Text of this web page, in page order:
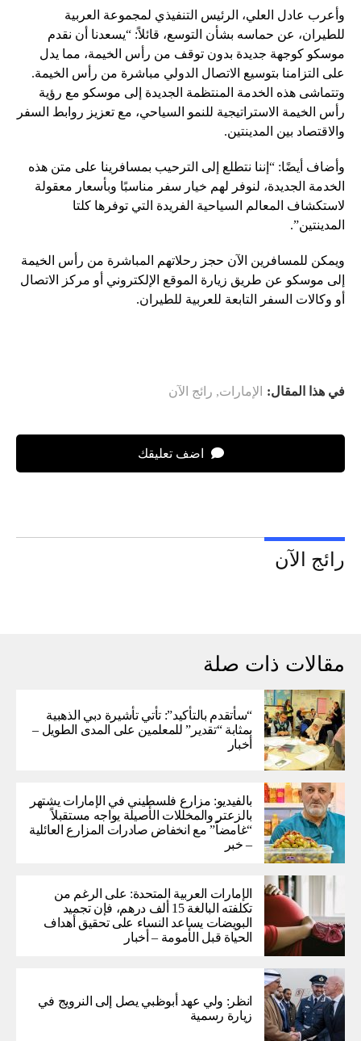
وأعرب عادل العلي، الرئيس التنفيذي لمجموعة العربية
للطيران، عن حماسه بشأن التوسع، قائلاً: “يسعدنا أن نقدم
موسكو كوجهة جديدة بدون توقف من رأس الخيمة، مما يدل
على التزامنا بتوسيع الاتصال الدولي مباشرة من رأس الخيمة.
وتتماشى هذه الخدمة المنتظمة الجديدة إلى موسكو مع رؤية
رأس الخيمة الاستراتيجية للنمو السياحي، مع تعزيز روابط السفر
والاقتصاد بين المدينتين.
وأضاف أيضًا: “إننا نتطلع إلى الترحيب بمسافرينا على متن هذه
الخدمة الجديدة، لنوفر لهم خيار سفر مناسبًا وبأسعار معقولة
لاستكشاف المعالم السياحية الفريدة التي توفرها كلتا
المدينتين”.
ويمكن للمسافرين الآن حجز رحلاتهم المباشرة من رأس الخيمة
إلى موسكو عن طريق زيارة الموقع الإلكتروني أو مركز الاتصال
أو وكالات السفر التابعة للعربية للطيران.
في هذا المقال: الإمارات, رائج الآن
اضف تعليقك
رائج الآن
مقالات ذات صلة
“سأتقدم بالتأكيد”: تأتي تأشيرة دبي الذهبية
بمثابة “تقدير” للمعلمين على المدى الطويل –
أخبار
بالفيديو: مزارع فلسطيني في الإمارات يشتهر
بالزعتر والمخللات الأصيلة يواجه مستقبلاً
“غامضاً” ​​مع انخفاض صادرات المزارع العائلية
– خبر
الإمارات العربية المتحدة: على الرغم من
تكلفته البالغة 15 ألف درهم، فإن تجميد
البويضات يساعد النساء على تحقيق أهداف
الحياة قبل الأمومة – أخبار
انظر: ولي عهد أبوظبي يصل إلى النرويج في
زيارة رسمية